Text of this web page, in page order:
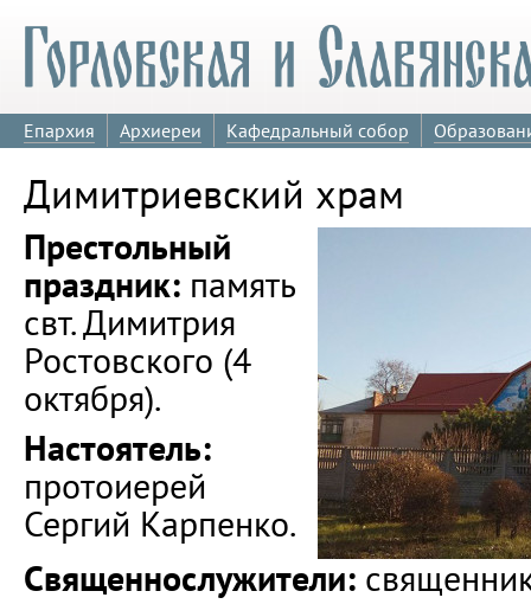
Епархия Архиереи Кафедральный собор
Димитриевский храм
Престольный
праздник: память
свт. Димитрия
Ростовского (4
октября).
Настоятель:
протоиерей
Сергий Карпенко.
Священнослужители: